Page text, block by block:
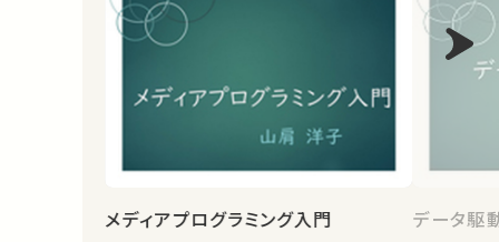
メディアプログラミング入門 データ駆